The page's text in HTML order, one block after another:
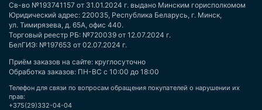
Св-во №193741157 от 31.01.2024 г. выдано Минским горисполкомом
Юридический адрес: 220035, Республика Беларусь, г. Минск,
ул. Тимирязева, д. 65А, офис 440.
Торговый реестр РБ: №720039 от 12.07.2024 г.
БелГИЭ: №197653 от 02.07.2024 г.
Приём заказов на сайте: круглосуточно
Обработка заказов: ПН-ВС с 10:00 до 18:00
Телефон для связи по вопросам обращения покупателей о нарушении их
прав:
+375(29)332-04-04